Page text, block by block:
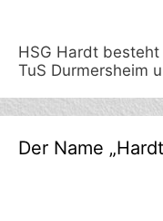
HSG Hardt besteht
TuS Durmersheim
Der Name